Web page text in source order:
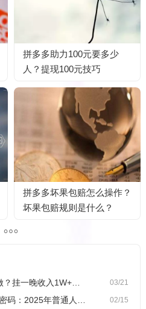
拼多多助力100元要多少
人？提现100元技巧
拼多多坏果包赔怎么操作？
坏果包赔规则是什么？
03/21
，这份教程，小白可做~
02/15
通人如何抓住AI创业风口？